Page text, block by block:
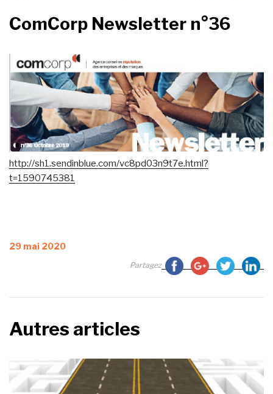
ComCorp Newsletter n°36
http://sh1.sendinblue.com/vc8pd03n9t7e.html?
t=1590745381
Publié
29 mai 2020
Partagez
Autres articles